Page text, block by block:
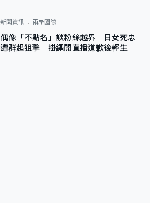
新聞資訊 兩岸國際
偶像「不點名」談粉絲越界 日女死忠
遭群起狙擊 掛繩開直播道歉後輕生